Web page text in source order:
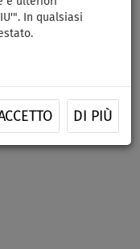
In qualsiasi
DI PIÙ
dark
stitch